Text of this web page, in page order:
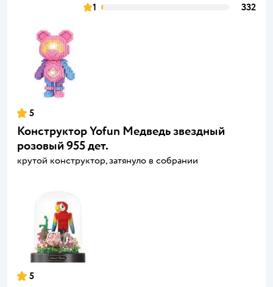
1
332
5
Конструктор Yofun Медведь звездный
розовый 955 дет.
крутой конструктор, затянуло в собрании
5